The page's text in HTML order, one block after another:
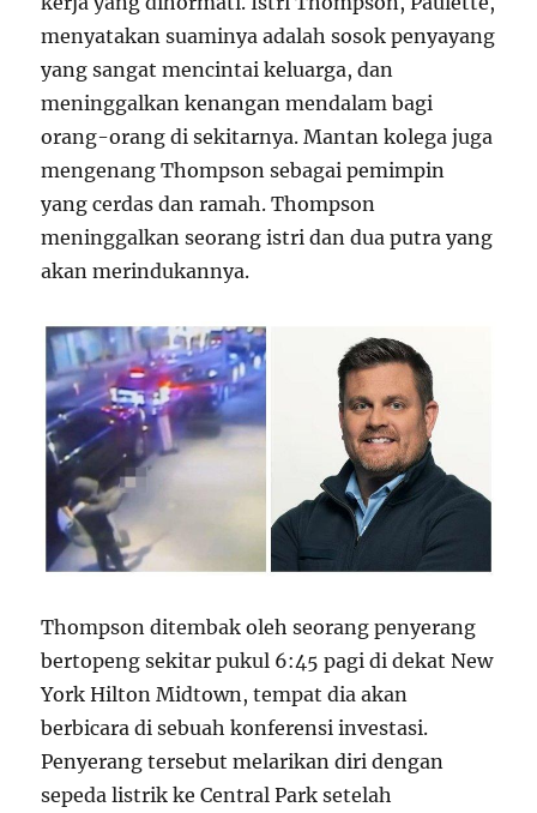
menyatakan suaminya adalah sosok penyayang
yang sangat mencintai keluarga, dan
meninggalkan kenangan mendalam bagi
orang-orang di sekitarnya. Mantan kolega juga
mengenang Thompson sebagai pemimpin
yang cerdas dan ramah. Thompson
meninggalkan seorang istri dan dua putra yang
akan merindukannya.
Thompson ditembak oleh seorang penyerang
bertopeng sekitar pukul 6:45 pagi di dekat New
York Hilton Midtown, tempat dia akan
berbicara di sebuah konferensi investasi.
Penyerang tersebut melarikan diri dengan
sepeda listrik ke Central Park setelah